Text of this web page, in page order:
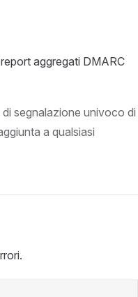
aggregati DMARC
segnalazione univoco di
a qualsiasi